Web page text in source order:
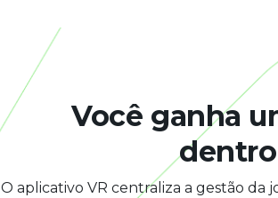
Você ganha
O aplicativo VR centraliza a gestão da